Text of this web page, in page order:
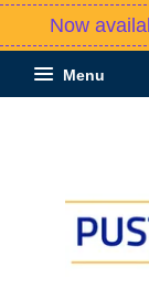
Now
Menu